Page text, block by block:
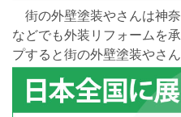
街の外壁塗装やさんは神
などでも外装リフォームを
プすると街の外壁塗装やさ